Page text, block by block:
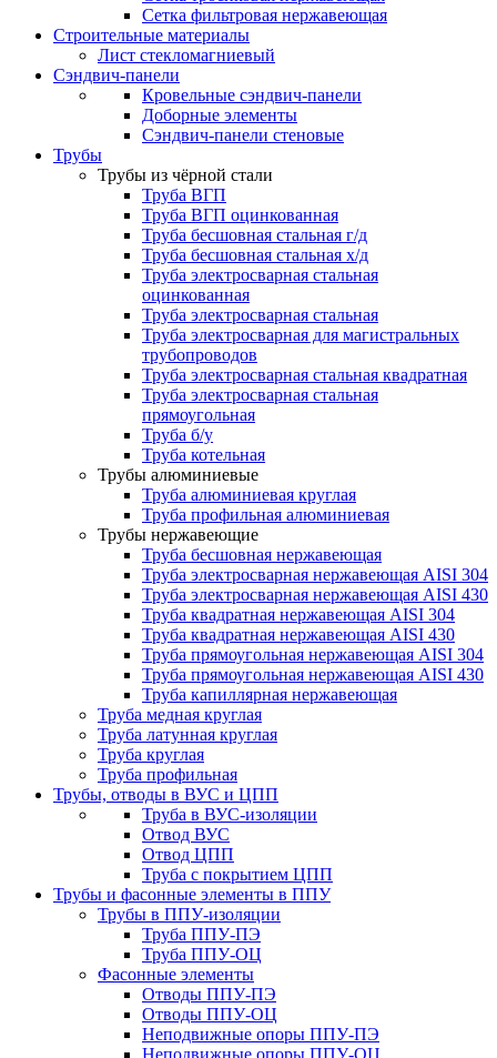
Сетка фильтровая нержавеющая
Строительные материалы
Лист стекломагниевый
Сэндвич-панели
Кровельные сэндвич-панели
Доборные элементы
Сэндвич-панели стеновые
Трубы
Трубы из чёрной стали
Труба ВГП
Труба ВГП оцинкованная
Труба бесшовная стальная г/д
Труба бесшовная стальная х/д
Труба электросварная стальная
оцинкованная
Труба электросварная стальная
Труба электросварная для магистральных
трубопроводов
Труба электросварная стальная квадратная
Труба электросварная стальная
прямоугольная
Труба б/у
Труба котельная
Трубы алюминиевые
Труба алюминиевая круглая
Труба профильная алюминиевая
Трубы нержавеющие
Труба бесшовная нержавеющая
Труба электросварная нержавеющая AISI 304
Труба электросварная нержавеющая AISI 430
Труба квадратная нержавеющая AISI 304
Труба квадратная нержавеющая AISI 430
Труба прямоугольная нержавеющая AISI 304
Труба прямоугольная нержавеющая AISI 430
Труба капиллярная нержавеющая
Труба медная круглая
Труба латунная круглая
Труба круглая
Труба профильная
Трубы, отводы в ВУС и ЦПП
Труба в ВУС-изоляции
Отвод ВУС
Отвод ЦПП
Труба с покрытием ЦПП
Трубы и фасонные элементы в ППУ
Трубы в ППУ-изоляции
Труба ППУ-ПЭ
Труба ППУ-ОЦ
Фасонные элементы
Отводы ППУ-ПЭ
Отводы ППУ-ОЦ
Неподвижные опоры ППУ-ПЭ
Неподвижные опоры ППУ-ОЦ